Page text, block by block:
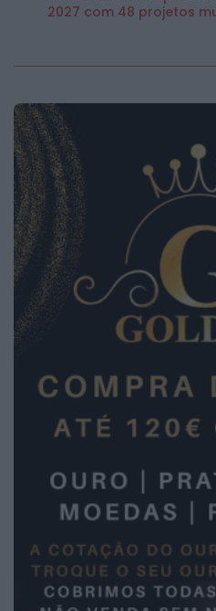
2026 Notícias de
2027 com 48 projetos